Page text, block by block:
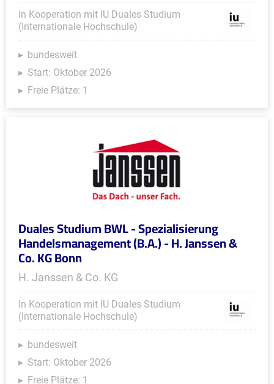
In Kooperation mit IU Duales Studium
(Internationale Hochschule)
bundesweit
Start: Oktober 2026
Freie Plätze: 1
Duales Studium BWL - Spezialisierung
Handelsmanagement (B.A.) - H. Janssen &
Co. KG Bonn
H. Janssen & Co. KG
In Kooperation mit IU Duales Studium
(Internationale Hochschule)
bundesweit
Start: Oktober 2026
Freie Plätze: 1